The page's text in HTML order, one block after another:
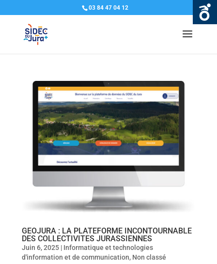
03 84 47 04 12
GEOJURA : LA PLATEFORME INCONTOURNABLE
DES COLLECTIVITES JURASSIENNES
Juin 6, 2025| Informatique et technologies
d'information et de communication, Non classé